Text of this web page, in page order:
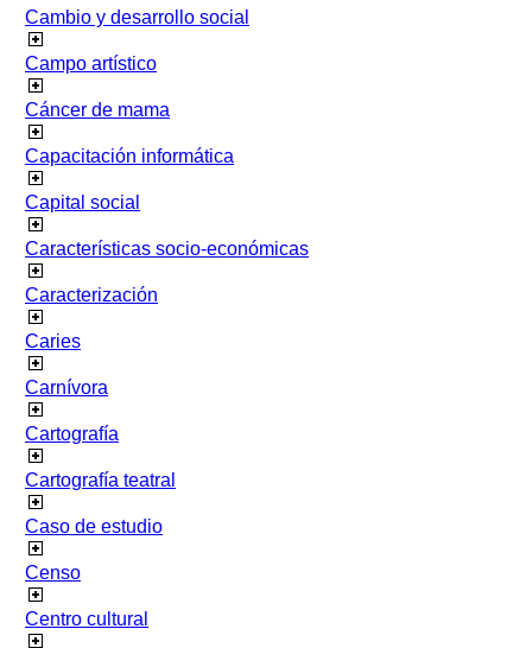
Cambio y desarrollo social
Campo artístico
Cáncer de mama
Capacitación informática
Capital social
Características socio-económicas
Caracterización
Caries
Carnívora
Cartografía
Cartografía teatral
Caso de estudio
Censo
Centro cultural